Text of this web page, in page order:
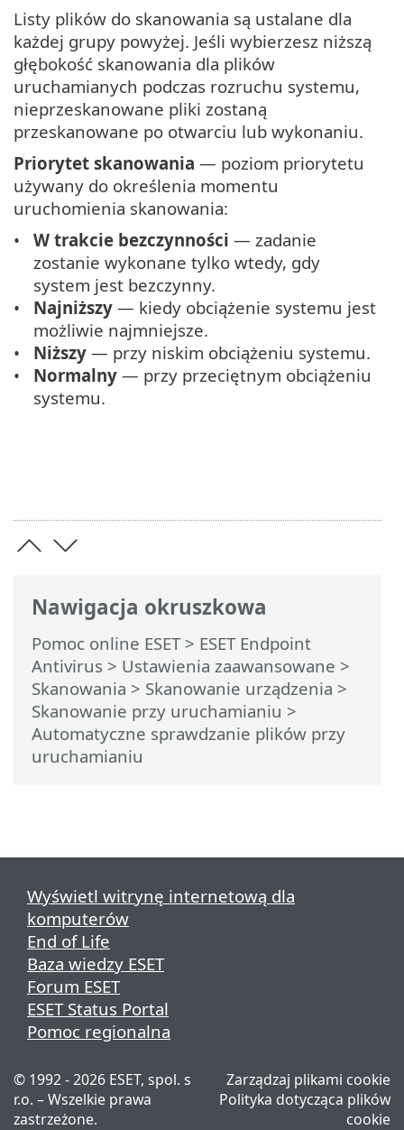
Nawigacja okruszkowa
Pomoc online ESET> ESET Endpoint
Antivirus > Ustawienia zaawansowane >
Skanowania > Skanowanie urządzenia >
Skanowanie przy uruchamianiu >
Automatyczne sprawdzanie plików przy
uruchamianiu
Listy plików do skanowania są ustalane dla
każdej grupy powyżej. Jeśli wybierzesz niższą
głębokość skanowania dla plików
uruchamianych podczas rozruchu systemu,
nieprzeskanowane pliki zostaną
przeskanowane po otwarciu lub wykonaniu.
Priorytet skanowania — poziom priorytetu
używany do określenia momentu
uruchomienia skanowania:
W trakcie bezczynności — zadanie
zostanie wykonane tylko wtedy, gdy
system jest bezczynny.
Najniższy — kiedy obciążenie systemu jest
możliwie najmniejsze.
Niższy — przy niskim obciążeniu systemu.
Normalny — przy przeciętnym obciążeniu
systemu.
Wyświetl witrynę internetową dla
komputerów
End of Life
Baza wiedzy ESET
Forum ESET
ESET Status Portal
Pomoc regionalna
© 1992 - 2026 ESET, spol. s
r.o. – Wszelkie prawa
zastrzeżone.
Zarządzaj plikami cookie
Polityka dotycząca plików
cookie